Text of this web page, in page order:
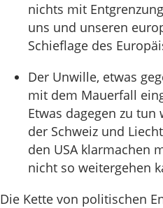
nichts mit
uns und unseren
Schieflage des
Der Unwille, etwas
mit dem Mauerfall
Etwas dagegen zu
der Schweiz und
den USA klarmachen
nicht so weitergehen
Die Kette von politischen